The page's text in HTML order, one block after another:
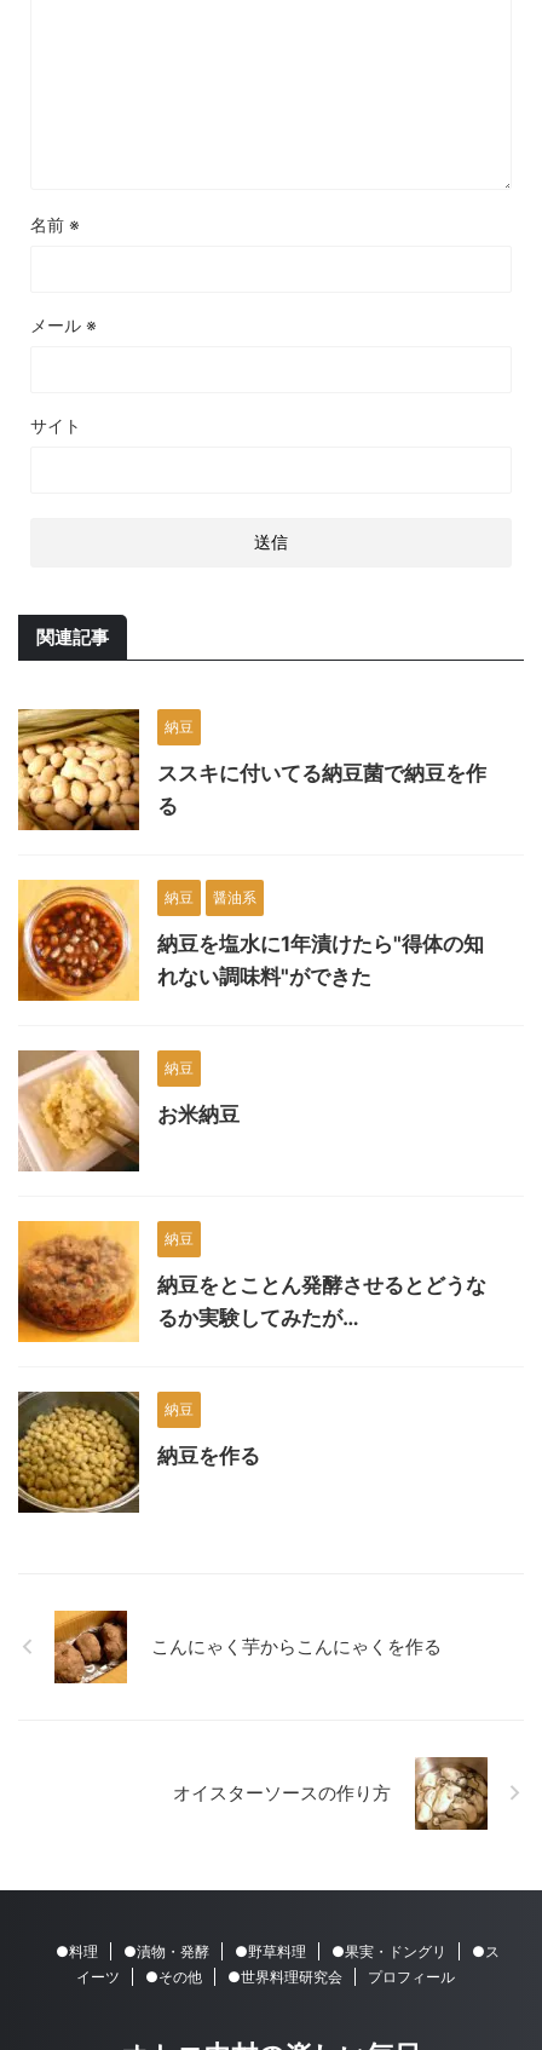
名前 ※
メール ※
サイト
関連記事
納豆
ススキに付いてる納豆菌で納豆を作
る
納豆 醤油系
納豆を塩水に1年漬けたら"得体の知
れない調味料"ができた
納豆
お米納豆
納豆
納豆をとことん発酵させるとどうな
るか実験してみたが…
納豆
納豆を作る
こんにゃく芋からこんにゃくを作る
オイスターソースの作り方
●料理 ●漬物・発酵 ●野草料理 ●果実・ドングリ
●ス
イーツ
●その他 ●世界料理研究会 プロフィール